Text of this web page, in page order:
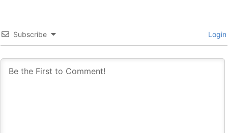
Subscribe Login